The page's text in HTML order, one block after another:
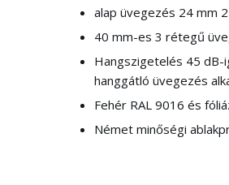
alap üvegezés 24 mm
40 mm-es 3 rétegű
Hangszigetelés 45 dB-
hanggátló üvegezés
Fehér RAL 9016 és
Német minőségi